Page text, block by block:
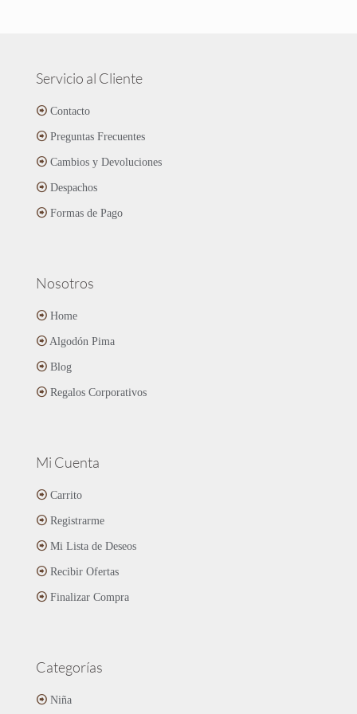
producto
opciones
elegir
producto
Servicio al Cliente
Contacto
Preguntas Frecuentes
Cambios y Devoluciones
Despachos
Formas de Pago
Nosotros
Home
Algodón Pima
Blog
Regalos Corporativos
Mi Cuenta
Carrito
Registrarme
Mi Lista de Deseos
Recibir Ofertas
Finalizar Compra
Categorías
Niña